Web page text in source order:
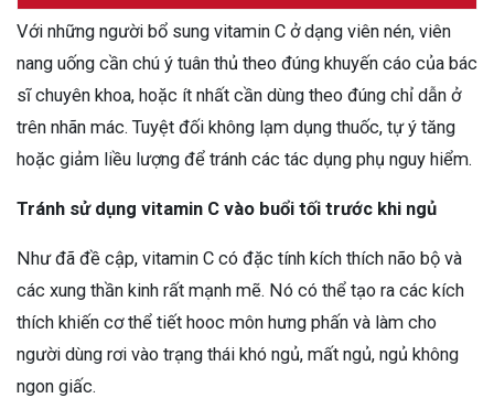
Với những người bổ sung vitamin C ở dạng viên nén, viên
nang uống cần chú ý tuân thủ theo đúng khuyến cáo của bác
sĩ chuyên khoa, hoặc ít nhất cần dùng theo đúng chỉ dẫn ở
trên nhãn mác. Tuyệt đối không lạm dụng thuốc, tự ý tăng
hoặc giảm liều lượng để tránh các tác dụng phụ nguy hiểm.
Tránh sử dụng vitamin C vào buổi tối trước khi ngủ
Như đã đề cập, vitamin C có đặc tính kích thích não bộ và
các xung thần kinh rất mạnh mẽ. Nó có thể tạo ra các kích
thích khiến cơ thể tiết hooc môn hưng phấn và làm cho
người dùng rơi vào trạng thái khó ngủ, mất ngủ, ngủ không
ngon giấc.